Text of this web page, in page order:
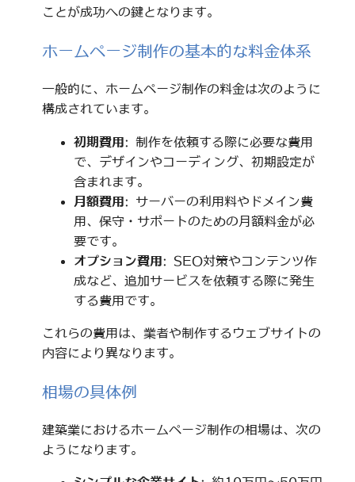
ことが成功への鍵となります。
ホームページ制作の基本的な料金体系
一般的に、ホームページ制作の料金は次のように
構成されています。
初期費用: 制作を依頼する際に必要な費用
で、デザインやコーディング、初期設定が
含まれます。
月額費用: サーバーの利用料やドメイン費
用、保守・サポートのための月額料金が必
要です。
オプション費用: SEO対策やコンテンツ作
成など、追加サービスを依頼する際に発生
する費用です。
これらの費用は、業者や制作するウェブサイトの
内容により異なります。
相場の具体例
建築業におけるホームページ制作の相場は、次の
ようになります。